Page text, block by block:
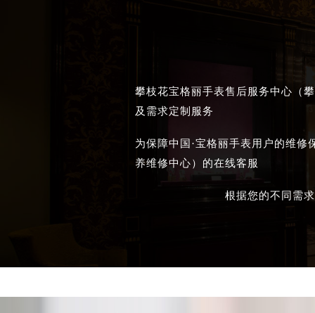
攀枝花宝格丽手表售后服务中心（
及需求定制服务
为保障中国·宝格丽手表用户的维
养维修中心）的在线客服
根据您的不同需